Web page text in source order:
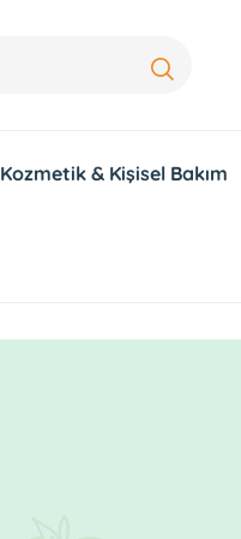
Kozmetik & Kişisel Bakım